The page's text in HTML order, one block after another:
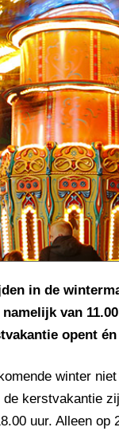
in de
van
opent
winter
kerstvakantie
uur. Alleen